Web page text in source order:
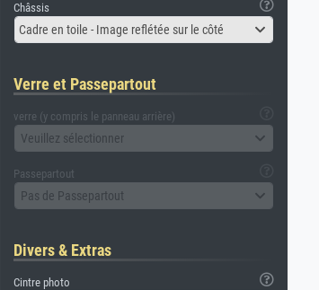
Châssis
Cadre en toile - Image reflétée sur le côté
Verre et Passepartout
verre (y compris le panneau arrière)
Veuillez sélectionner
Passepartout
Pas de Passepartout
Divers & Extras
Cintre photo